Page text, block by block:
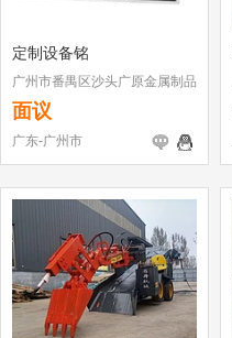
定制设备铭
广州市番禺区沙头广原金属制品
厂
面议
广东-广州市